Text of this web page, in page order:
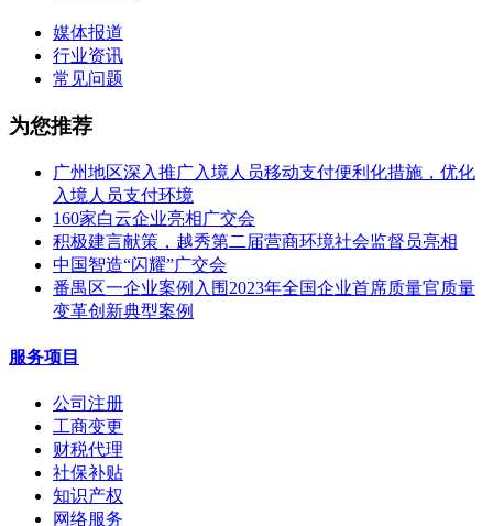
媒体报道
行业资讯
常见问题
为您推荐
广州地区深入推广入境人员移动支付便利化措施，优化
入境人员支付环境
160家白云企业亮相广交会
积极建言献策，越秀第二届营商环境社会监督员亮相
中国智造“闪耀”广交会
番禺区一企业案例入围2023年全国企业首席质量官质量
变革创新典型案例
服务项目
公司注册
工商变更
财税代理
社保补贴
知识产权
网络服务